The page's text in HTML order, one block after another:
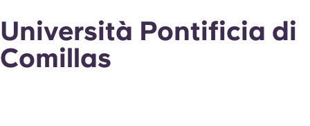
Università Pontificia di
Comillas